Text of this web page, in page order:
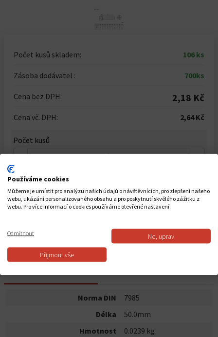
Počet kusů skladem: 106 ks
Zásoba dodávatel : 700ks
Cena bez DPH: 2,18 Kč
Cena vč. DPH: 2,64 Kč
Počet kusů
- +
Celkem za
2,64 Kč
Norma DIN
7985
Délka
50.0mm
Hmotnost
0.0239 kg
Používáme cookies
Můžeme je umístit pro analýzu našich údajů o návštěvnících, pro zlepšení našeho
webu, ukázání personalizovaného obsahu a pro poskytnutí skvělého zážitku z
webu. Pro více informací o cookies používáme otevřené nastavení.
Odmítnout Ne, uprav
Přijmout vše